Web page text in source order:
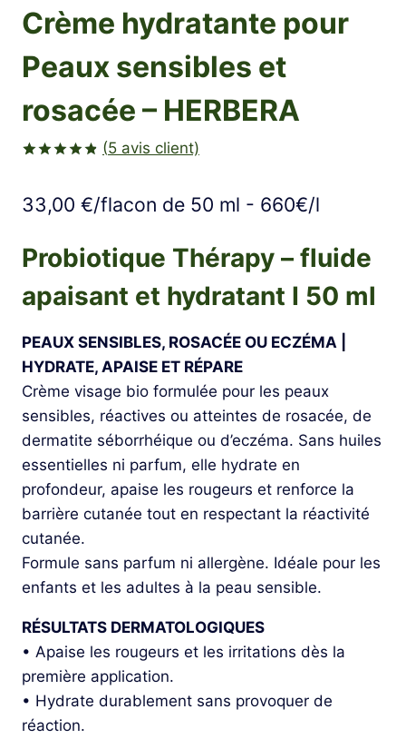
Crème hydratante pour
Peaux sensibles et
rosacée – HERBERA
sur
notations
(5 avis client)
33,00 €/flacon de 50 ml - 660€/l
Probiotique Thérapy – fluide
apaisant et hydratant I 50 ml
PEAUX SENSIBLES, ROSACÉE OU ECZÉMA |
HYDRATE, APAISE ET RÉPARE
Crème visage bio formulée pour les peaux
sensibles, réactives ou atteintes de rosacée, de
dermatite séborrhéique ou d’eczéma. Sans huiles
essentielles ni parfum, elle hydrate en
profondeur, apaise les rougeurs et renforce la
barrière cutanée tout en respectant la réactivité
cutanée.
Formule sans parfum ni allergène. Idéale pour les
enfants et les adultes à la peau sensible.
RÉSULTATS DERMATOLOGIQUES
• Apaise les rougeurs et les irritations dès la
première application.
• Hydrate durablement sans provoquer de
réaction.